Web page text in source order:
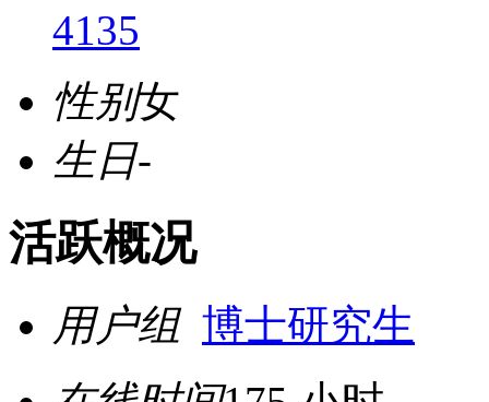
4135
性别女
生日-
活跃概况
用户组 博士研究生